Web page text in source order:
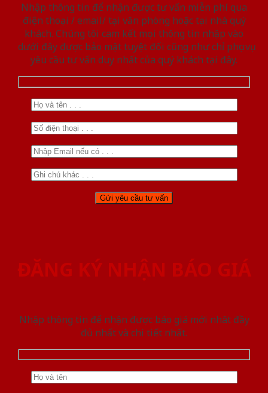
Nhập thông tin để nhận được tư vấn miễn phí qua
điện thoại / email/ tại văn phòng hoặc tại nhà quý
khách. Chúng tôi cam kết mọi thông tin nhập vào
dưới đây được bảo mật tuyệt đối cũng như chỉ phục vụ
yêu cầu tư vấn duy nhất của quý khách tại đây.
ĐĂNG KÝ NHẬN BÁO GIÁ
Nhập thông tin để nhận được báo giá mới nhât đầy
đủ nhất và chi tiết nhất.